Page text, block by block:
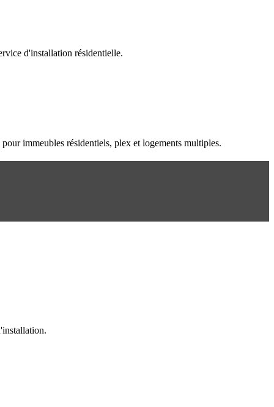
d'installation résidentielle.
immeubles résidentiels, plex et logements multiples.